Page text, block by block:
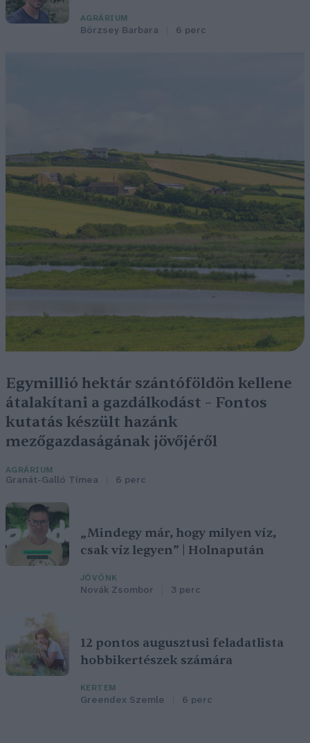
AGRÁRIUM
Börzsey Barbara 6 perc
Egymillió hektár szántóföldön kellene
átalakítani a gazdálkodást – Fontos
kutatás készült hazánk
mezőgazdaságának jövőjéről
AGRÁRIUM
Granát-Galló Tímea 6 perc
„Mindegy már, hogy milyen víz,
csak víz legyen” | Holnapután
JÖVŐNK
Novák Zsombor 3 perc
12 pontos augusztusi feladatlista
hobbikertészek számára
KERTEM
Greendex Szemle 6 perc